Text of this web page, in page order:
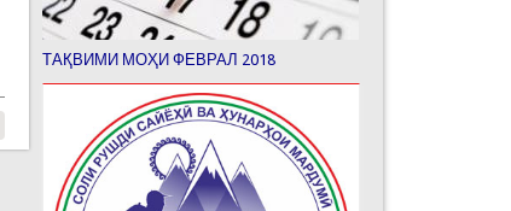
ТАҚВИМИ МОҲИ ФЕВРАЛ 2018